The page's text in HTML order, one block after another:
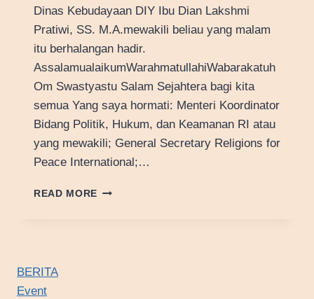
Dinas Kebudayaan DIY Ibu Dian Lakshmi
Pratiwi, SS. M.A.mewakili beliau yang malam
itu berhalangan hadir.
AssalamualaikumWarahmatullahiWabarakatuh
Om Swastyastu Salam Sejahtera bagi kita
semua Yang saya hormati: Menteri Koordinator
Bidang Politik, Hukum, dan Keamanan RI atau
yang mewakili; General Secretary Religions for
Peace International;…
READ MORE PIDATO
BERITA
Event